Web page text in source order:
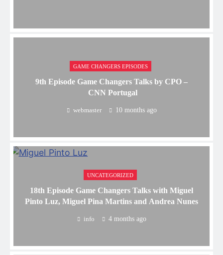
GAME CHANGERS EPISODES
9th Episode Game Changers Talks by CPO –
CNN Portugal
webmaster 10 months ago
UNCATEGORIZED
18th Episode Game Changers Talks with Miguel
Pinto Luz, Miguel Pina Martins and Andrea Nunes
info 4 months ago